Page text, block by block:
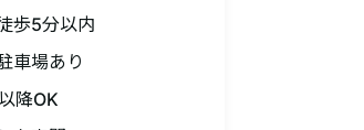
歩5分以内
車場あり
降OK